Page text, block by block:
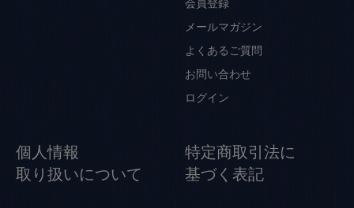
会員登録
メールマガジン
よくあるご質問
お問い合わせ
ログイン
個人情報
取り扱いについて
特定商取引法に
基づく表記